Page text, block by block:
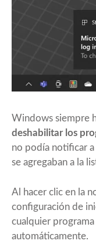
Windows siempre
deshabilitar los
no podía notificar a
se agregaban a la
Al hacer clic en la
configuración de
cualquier
automáticamente.